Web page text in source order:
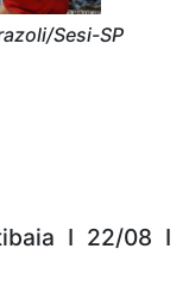
Sesi-SP
I 22/08 I